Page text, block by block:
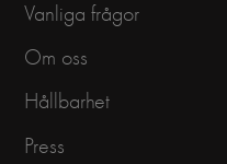
Vanliga frågor
Om oss
Hållbarhet
Press